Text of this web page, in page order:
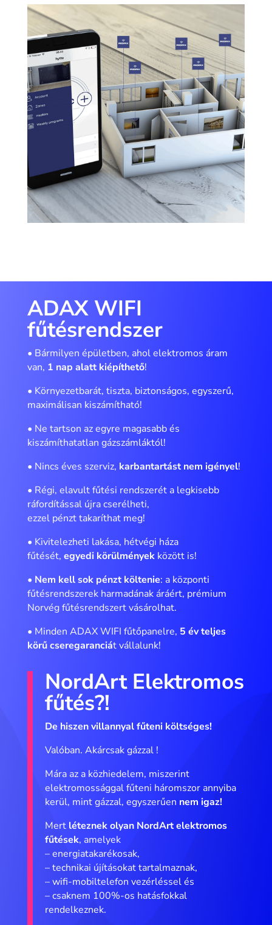
ADAX WIFI
fűtésrendszer
• Bármilyen épületben, ahol elektromos áram
van, 1 nap alatt kiépíthető!
• Környezetbarát, tiszta, biztonságos, egyszerű,
maximálisan kiszámítható!
• Ne tartson az egyre magasabb és
kiszámíthatatlan gázszámláktól!
• Nincs éves szerviz, karbantartást nem igényel!
• Régi, elavult fűtési rendszerét a legkisebb
ráfordítással újra cserélheti,
ezzel pénzt takaríthat meg!
• Kivitelezheti lakása, hétvégi háza
fűtését, egyedi körülményekközött is!
• Nem kell sok pénzt költenie: a központi
fűtésrendszerek harmadának áráért, prémium
Norvég fűtésrendszert vásárolhat.
• Minden ADAX WIFI fűtőpanelre, 5 év teljes
körű cseregaranciát vállalunk!
NordArt Elektromos
fűtés?!
De hiszen villannyal fűteni költséges!
Valóban. Akárcsak gázzal !
Mára az a közhiedelem, miszerint
elektromossággal fűteni háromszor annyiba
kerül, mint gázzal, egyszerűen nem igaz!
Mert léteznek olyan NordArt elektromos
fűtések, amelyek
– energiatakarékosak,
– technikai újításokat tartalmaznak,
– wifi-mobiltelefon vezérléssel és
– csaknem 100%-os hatásfokkal
rendelkeznek.